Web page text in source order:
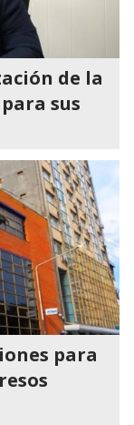
de la
sus
para